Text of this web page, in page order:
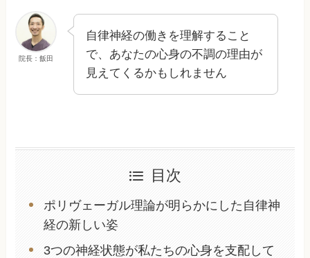
院長：飯田
自律神経の働きを理解すること
で、あなたの心身の不調の理由が
見えてくるかもしれません
目次
ポリヴェーガル理論が明らかにした自律神
経の新しい姿
3つの神経状態が私たちの心身を支配して